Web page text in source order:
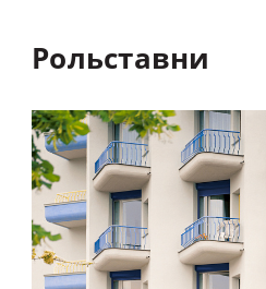
Рольставни